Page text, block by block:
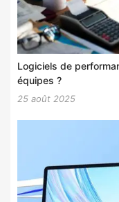
Logiciels de
équipes ?
25 août 2025